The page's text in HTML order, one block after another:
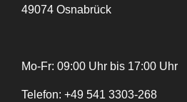
49074 Osnabrück
Mo-Fr: 09:00 Uhr bis 17:00 Uhr
Telefon: +49 541 3303-268